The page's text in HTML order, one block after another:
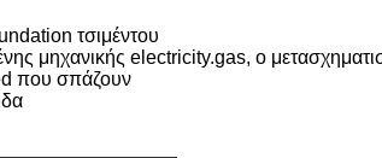
τσιμέντου
μηχανικής electricity.gas, ο
που σπάζουν